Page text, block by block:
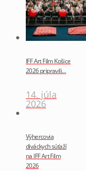
IFF Art Film Košice
2026 pripravili…
14. júla
2026
Výhercovia
diváckych súťaží
na IFF Art Film
2026